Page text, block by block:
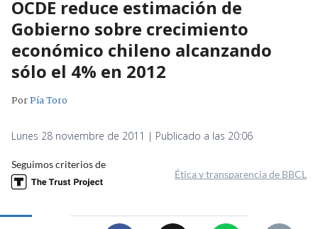
OCDE reduce estimación de
Gobierno sobre crecimiento
económico chileno alcanzando
sólo el 4% en 2012
PorPía Toro
Lunes 28 noviembre de 2011 | Publicado a las 20:06
Seguimos criterios de
Ética y transparencia de BBCL